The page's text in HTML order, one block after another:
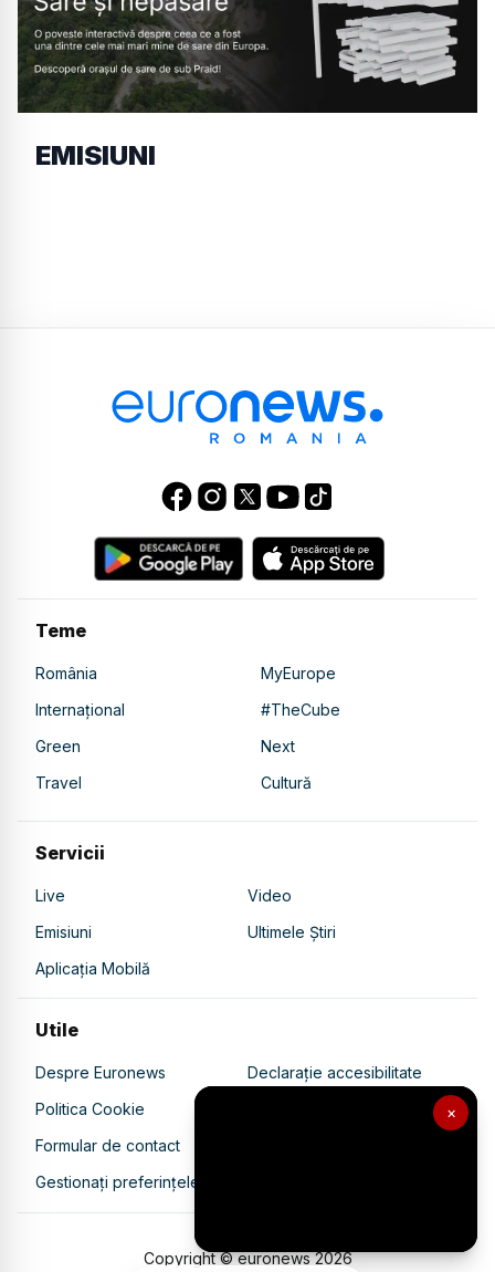
×
EMISIUNI
Teme
România
MyEurope
Internațional
#TheCube
Green
Next
Travel
Cultură
Servicii
Live
Video
Emisiuni
Ultimele Știri
Aplicația Mobilă
Utile
Despre Euronews
Declarație accesibilitate
Politica Cookie
Politica de confidențialitate
Formular de contact
Gestionați preferințele
Copyright © euronews2026